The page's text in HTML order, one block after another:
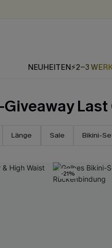
NEUHEITEN⚡2-3
Last
Länge Sale Bikini-
-21%